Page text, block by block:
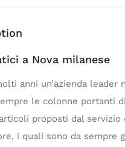
a Nova milanese
anni un’azienda leader
le colonne portanti
proposti dal servizio
i quali sono da sempre